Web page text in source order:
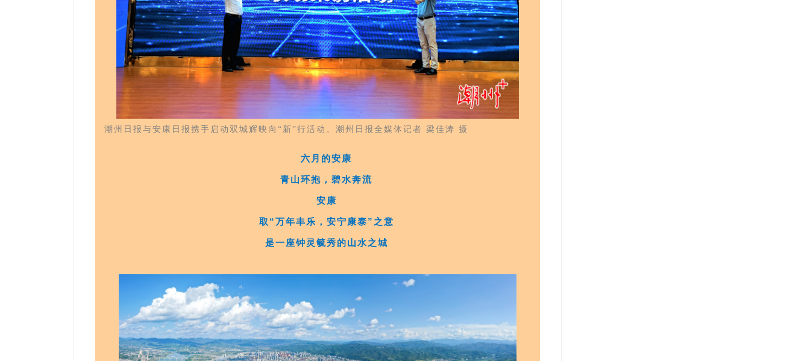
潮州日报与安康日报携手启动双城辉映向“新”行活动。潮州日报全媒体记者 梁佳涛 摄
六月的安康
青山环抱，碧水奔流
安康
取“万年丰乐，安宁康泰”之意
是一座钟灵毓秀的山水之城